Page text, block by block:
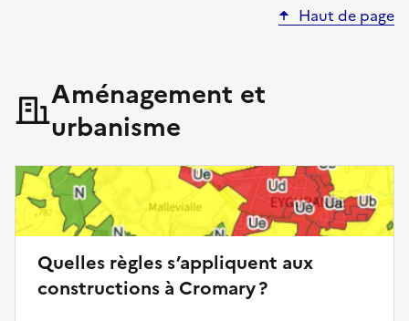
Haut de page
Aménagement et
urbanisme
Quelles règles s’appliquent aux
constructions à Cromary ?